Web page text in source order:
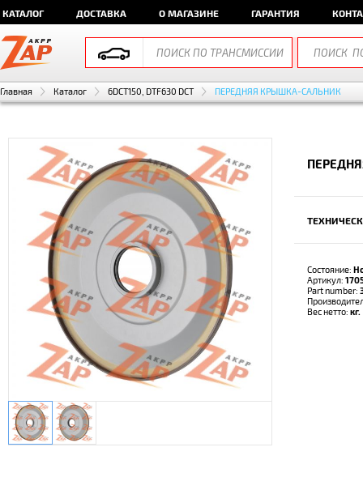
КАТАЛОГ ДОСТАВКА О МАГАЗИНЕ ГАРАНТИЯ
Главная Каталог 6DCT150, DTF630 DCT ПЕРЕДНЯЯ КРЫШКА-САЛЬНИК
Состояние:
Артикул:
Part number:
Вес нетто: кг.